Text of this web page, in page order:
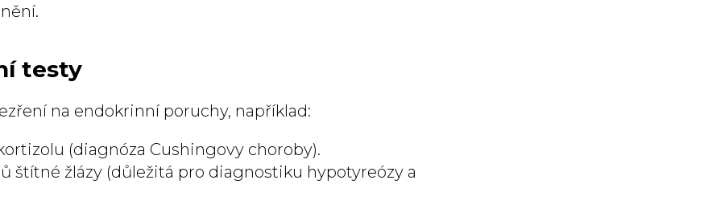
testy
na endokrinní poruchy, například:
(diagnóza Cushingovy choroby).
štítné žlázy (důležitá pro diagnostiku hypotyreózy a